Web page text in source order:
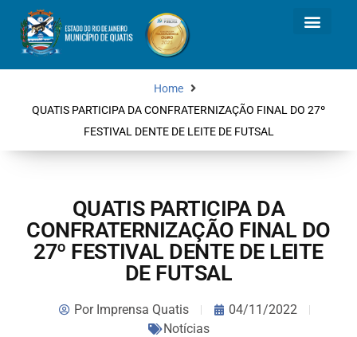
Home
QUATIS PARTICIPA DA CONFRATERNIZAÇÃO FINAL DO 27º
FESTIVAL DENTE DE LEITE DE FUTSAL
QUATIS PARTICIPA DA
CONFRATERNIZAÇÃO FINAL DO
27º FESTIVAL DENTE DE LEITE
DE FUTSAL
PorImprensa Quatis
04/11/2022
Notícias